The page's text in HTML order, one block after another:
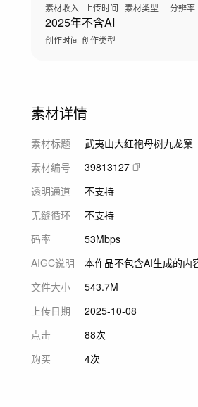
素材收入 上传时间 素材类型 分辨率
2025年
创作时间
不含AI
创作类型
素材详情
素材标题
武夷山大红袍母树九龙窠
素材编号
39813127
透明通道
不支持
无缝循环
不支持
码率
53Mbps
AIGC说明
本作品不包含AI生成的内
文件大小
543.7M
上传日期
2025-10-08
点击
88次
购买
4次